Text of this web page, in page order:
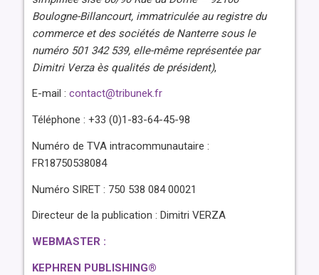
Boulogne-Billancourt, immatriculée au registre du
commerce et des sociétés de Nanterre sous le
numéro 501 342 539, elle-même représentée par
Dimitri Verza ès qualités de président),
E-mail :contact@tribunek.fr
Téléphone : +33 (0)1-83-64-45-98
Numéro de TVA intracommunautaire :
FR18750538084
Numéro SIRET : 750 538 084 00021
Directeur de la publication : Dimitri VERZA
WEBMASTER :
KEPHREN PUBLISHING®